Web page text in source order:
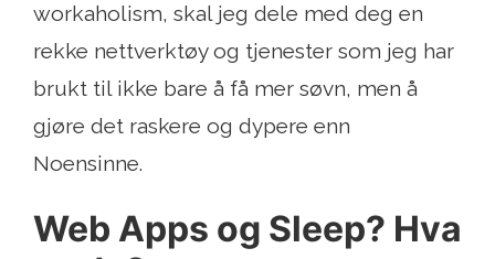
workaholism, skal jeg dele med deg en
rekke nettverktøy og tjenester som jeg har
brukt til ikke bare å få mer søvn, men å
gjøre det raskere og dypere enn
Noensinne.
Web Apps og Sleep? Hva